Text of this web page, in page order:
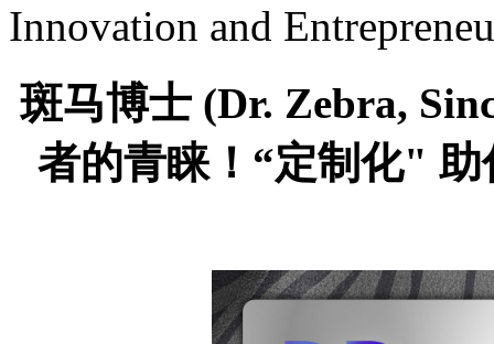
Innovation and
斑马博士 (Dr. Zebra,
者的青睐！“定制化"